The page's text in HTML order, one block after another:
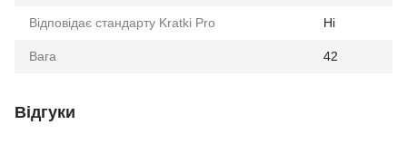
Відповідає стандарту Kratki Pro Ні
Вага 42
Відгуки